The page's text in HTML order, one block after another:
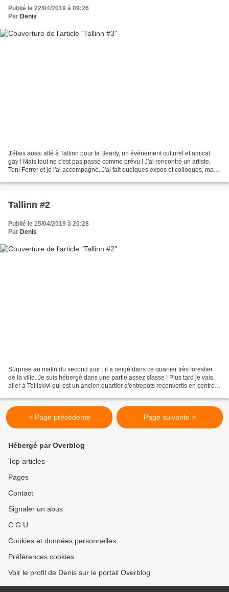
Publié le 22/04/2019 à 09:26
Par Denis
J'étais aussi allé à Tallinn pour la Bearty, un événement culturel et amical
gay ! Mais tout ne c'est pas passé comme prévu ! J'ai rencontré un artiste,
Toni Ferrer et je l'ai accompagné. J'ai fait quelques expos et colloques, mais
Tallinn #2
Publié le 15/04/2019 à 20:28
Par Denis
Surprise au matin du second jour : il a neigé dans ce quartier très forestier
de la ville. Je suis hébergé dans une partie assez classe ! Plus tard je vais
aller à Telliskivi qui est un ancien quartier d'entrepôts reconvertis en centre
< Page précédente Page suivante >
Hébergé par Overblog
Top articles
Pages
Contact
Signaler un abus
C.G.U.
Cookies et données personnelles
Préférences cookies
Voir le profil de Denis sur le portail Overblog